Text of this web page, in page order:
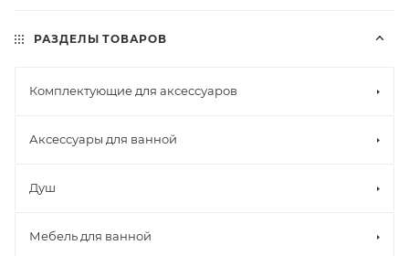
РАЗДЕЛЫ ТОВАРОВ
Комплектующие для аксессуаров
Аксессуары для ванной
Душ
Мебель для ванной